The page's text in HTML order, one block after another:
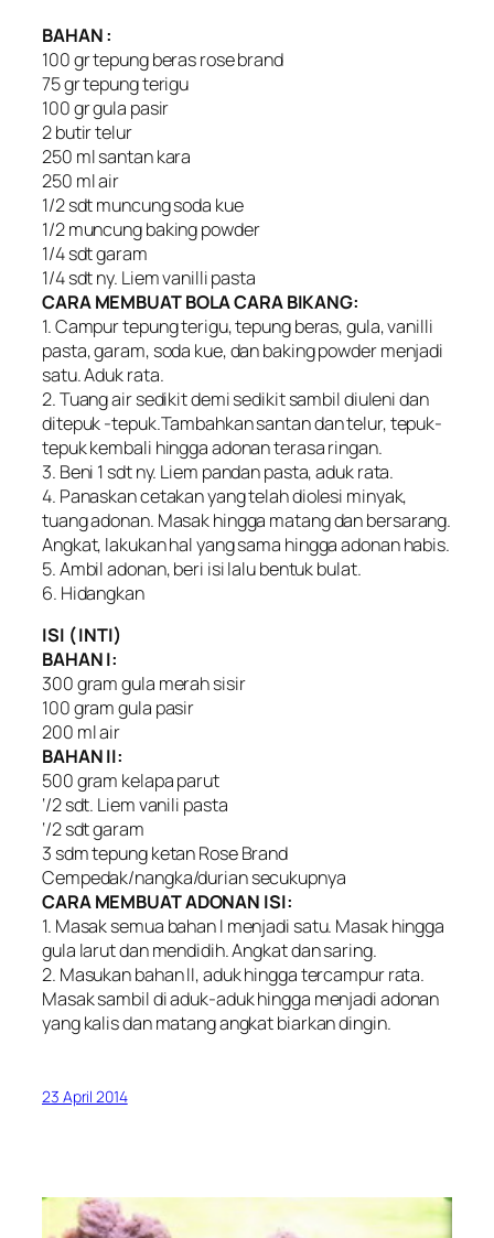
BAHAN :
100 gr tepung beras rose brand
75 gr tepung terigu
100 gr gula pasir
2 butir telur
250 ml santan kara
250 ml air
1/2 sdt muncung soda kue
1/2 muncung baking powder
1/4 sdt garam
1/4 sdt ny. Liem vanilli pasta
CARA MEMBUAT BOLA CARA BIKANG:
1. Campur tepung terigu, tepung beras, gula, vanilli
pasta, garam, soda kue, dan baking powder menjadi
satu. Aduk rata.
2. Tuang air sedikit demi sedikit sambil diuleni dan
ditepuk -tepuk.Tambahkan santan dan telur, tepuk-
tepuk kembali hingga adonan terasa ringan.
3. Beni 1 sdt ny. Liem pandan pasta, aduk rata.
4. Panaskan cetakan yang telah diolesi minyak,
tuang adonan. Masak hingga matang dan bersarang.
Angkat, lakukan hal yang sama hingga adonan habis.
5. Ambil adonan, beri isi lalu bentuk bulat.
6. Hidangkan
ISI ( INTI)
BAHAN I:
300 gram gula merah sisir
100 gram gula pasir
200 ml air
BAHAN II:
500 gram kelapa parut
‘/2 sdt. Liem vanili pasta
‘/2 sdt garam
3 sdm tepung ketan Rose Brand
Cempedak/nangka/durian secukupnya
CARA MEMBUAT ADONAN ISI:
1. Masak semua bahan I menjadi satu. Masak hingga
gula larut dan mendidih. Angkat dan saring.
2. Masukan bahan II, aduk hingga tercampur rata.
Masak sambil di aduk-aduk hingga menjadi adonan
yang kalis dan matang angkat biarkan dingin.
23 April 2014